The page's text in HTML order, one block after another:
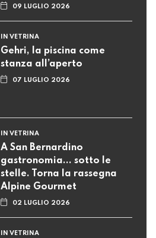
09 LUGLIO 2026
IN VETRINA
Gehri, la piscina come
stanza all’aperto
07 LUGLIO 2026
IN VETRINA
A San Bernardino
gastronomia... sotto le
stelle. Torna la rassegna
Alpine Gourmet
02 LUGLIO 2026
IN VETRINA